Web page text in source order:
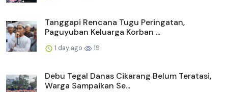
Tanggapi Rencana Tugu Peringatan,
Paguyuban Keluarga Korban ...
1 day ago 19
Debu Tegal Danas Cikarang Belum Teratasi,
Warga Sampaikan Se...